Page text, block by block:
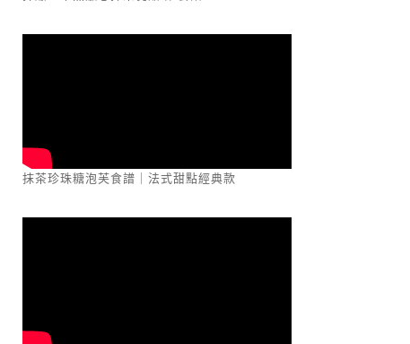
抹茶珍珠糖泡芙食譜｜法式甜點經典款